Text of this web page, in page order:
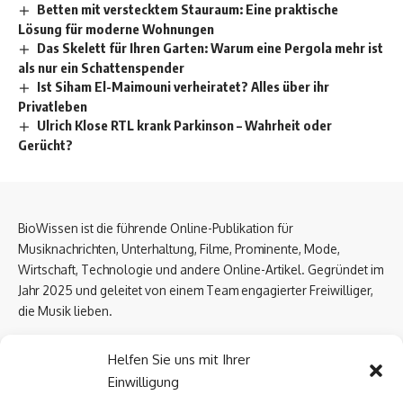
Helfen Sie uns mit Ihrer
Einwilligung
Betten mit verstecktem Stauraum: Eine praktische
Lösung für moderne Wohnungen
Das Skelett für Ihren Garten: Warum eine Pergola mehr ist
als nur ein Schattenspender
Ist Siham El-Maimouni verheiratet? Alles über ihr
Privatleben
Ulrich Klose RTL krank Parkinson – Wahrheit oder
Gerücht?
BioWissen ist die führende Online-Publikation für
Musiknachrichten, Unterhaltung, Filme, Prominente, Mode,
Wirtschaft, Technologie und andere Online-Artikel. Gegründet im
Jahr 2025 und geleitet von einem Team engagierter Freiwilliger,
die Musik lieben.